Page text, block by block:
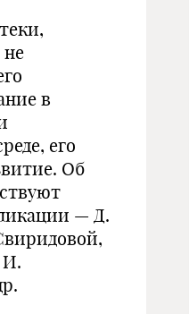
не
в
его
Об
— Д.
И.